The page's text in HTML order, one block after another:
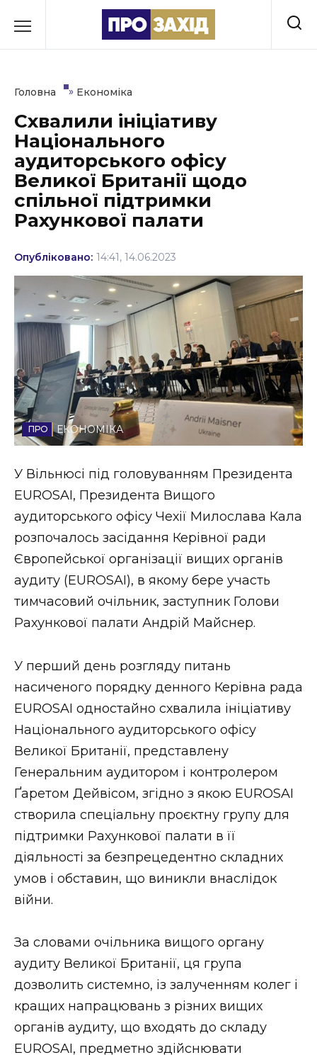
до
Культура
Освіта
Події
Спорт
Стиль життя
Втрачений Ужгород
Втрачений Ужгород (відеоверсія)
ЗАКАРПАТСЬКІ НОВИНИ
НОВИНИ ЗАХІДНОЇ УКРАЇНИ
ФОТО
Головна » Економіка
Схвалили ініціативу
Національного
аудиторського офісу
Великої Британії щодо
спільної підтримки
Рахункової палати
Опубліковано: 14:41, 14.06.2023
ЕКОНОМІКА
У Вільнюсі під головуванням Президента
EUROSAI, Президента Вищого
аудиторського офісу Чехії Милослава Кала
розпочалось засідання Керівної ради
Європейської організації вищих органів
аудиту (EUROSAI), в якому бере участь
тимчасовий очільник, заступник Голови
Рахункової палати Андрій Майснер.
У перший день розгляду питань
насиченого порядку денного Керівна рада
EUROSAI одностайно схвалила ініціативу
Національного аудиторського офісу
Великої Британії, представлену
Генеральним аудитором і контролером
Ґаретом Дейвісом, згідно з якою EUROSAI
створила спеціальну проєктну групу для
підтримки Рахункової палати в її
діяльності за безпрецедентно складних
умов і обставин, що виникли внаслідок
війни.
За словами очільника вищого органу
аудиту Великої Британії, ця група
дозволить системно, із залученням колег і
кращих напрацювань з різних вищих
органів аудиту, що входять до складу
EUROSAI, предметно здійснювати